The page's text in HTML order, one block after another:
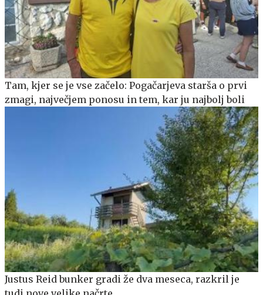
Tam, kjer se je vse začelo: Pogačarjeva starša o prvi
zmagi, največjem ponosu in tem, kar ju najbolj boli
Justus Reid bunker gradi že dva meseca, razkril je